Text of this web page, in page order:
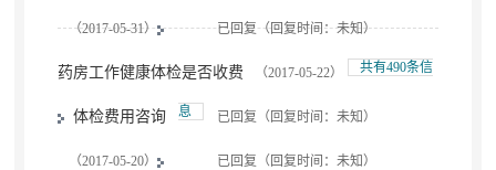
（2017-05-31） 已回复（回复时间：未知）
药房工作健康体检是否收费 （2017-05-22）
已回复（回复时间：未知）
体检费用咨询
（2017-05-20） 已回复（回复时间：未知）
共有490条信
息